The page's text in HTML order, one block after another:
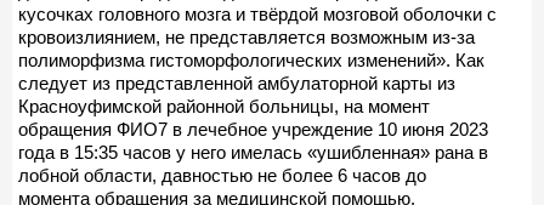
кусочках головного мозга и твёрдой мозговой оболочки с
кровоизлиянием, не представляется возможным из-за
полиморфизма гистоморфологических изменений». Как
следует из представленной амбулаторной карты из
Красноуфимской районной больницы, на момент
обращения ФИО7 в лечебное учреждение 10 июня 2023
года в 15:35 часов у него имелась «ушибленная» рана в
лобной области, давностью не более 6 часов до
момента обращения за медицинской помощью.